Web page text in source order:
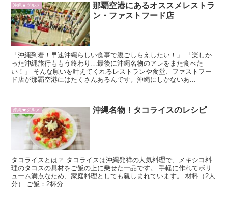
沖縄★グルメ
那覇空港にあるオススメレストラ
ン・ファストフード店
「沖縄到着！早速沖縄らしい食事で腹ごしらえしたい！」 「楽しか
った沖縄旅行ももう終わり…最後に沖縄名物のアレをまた食べた
い！」 そんな願いを叶えてくれるレストランや食堂、ファストフー
ド店が那覇空港にはたくさんあるんです。沖縄にしかないあ...
沖縄★グルメ 沖縄名物！タコライスのレシピ
タコライスとは？ タコライスは沖縄発祥の人気料理で、メキシコ料
理のタコスの具材をご飯の上に乗せた一品です。 手軽に作れてボリ
ューム満点なため、家庭料理としても親しまれています。 材料（2人
分） ご飯：2杯分 ...